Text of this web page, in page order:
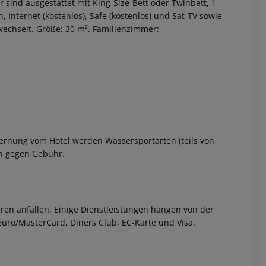
ausgestattet mit King-Size-Bett oder Twinbett, 1
(kostenlos), Safe (kostenlos) und Sat-TV sowie
Größe: 30 m². Familienzimmer:
vom Hotel werden Wassersportarten (teils von
gegen Gebühr.
anfallen. Einige Dienstleistungen hängen von der
MasterCard, Diners Club, EC-Karte und Visa.